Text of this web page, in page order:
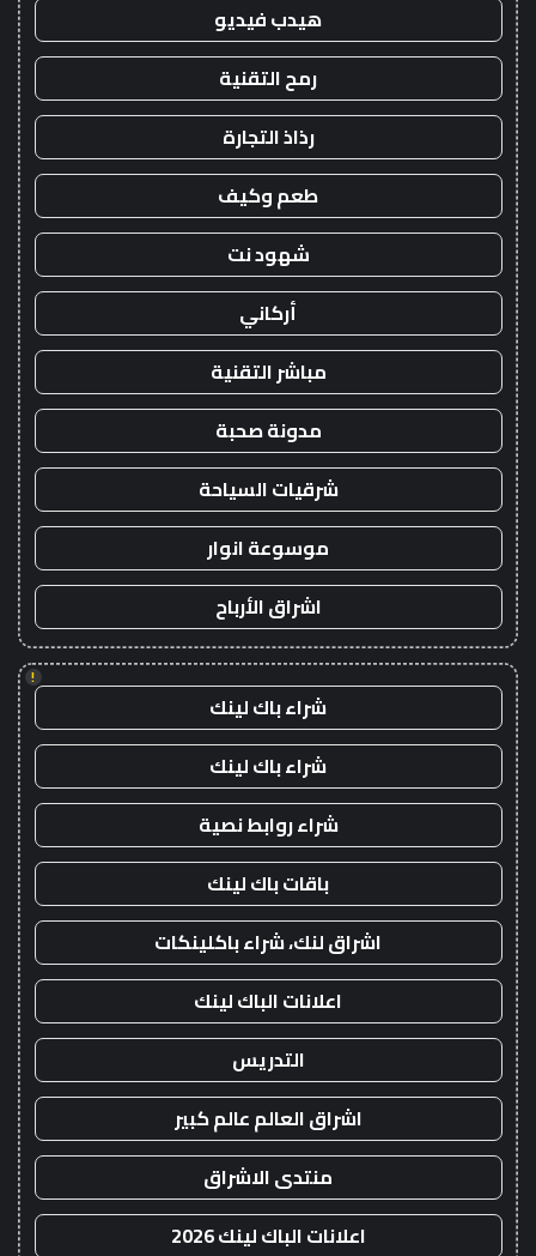
هيدب فيديو
رمح التقنية
رذاذ التجارة
طعم وكيف
شهود نت
أركاني
مباشر التقنية
مدونة صحبة
شرقيات السياحة
موسوعة انوار
اشراق الأرباح
!
شراء باك لينك
شراء باك لينك
شراء روابط نصية
باقات باك لينك
اشراق لنك، شراء باكلينكات
اعلانات الباك لينك
التدريس
اشراق العالم عالم كبير
منتدى الاشراق
اعلانات الباك لينك 2026